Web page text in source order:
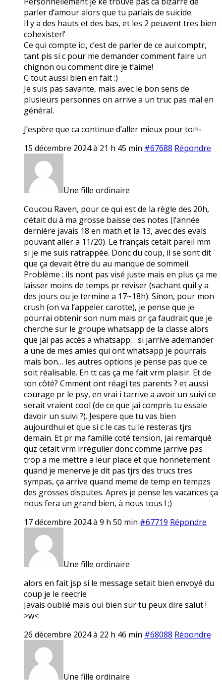
parler d’amour alors que tu parlais de suicide.
Il y a des hauts et des bas, et les 2 peuvent tres bien
cohexister!’
Ce qui compte ici, c’est de parler de ce aui comptr,
tant pis si c pour me demander comment faire un
chignon ou comment dire je t’aime!
C tout aussi bien en fait :)
Je suis pas savante, mais avec le bon sens de
plusieurs personnes on arrive a un truc pas mal en
général.
J’espère que ca continue d’aller mieux pour toi✨
15 décembre 2024 à 21 h 45 min #67688 Répondre
Une fille ordinaire
Coucou Raven, pour ce qui est de la règle des 20h,
c’était du à ma grosse baisse des notes (l’année
dernière javais 18 en math et la 13, avec des evals
pouvant aller a 11/20). Le français cetait pareil mm
si je me suis ratrappée. Donc du coup, il se sont dit
que ça devait être du au manque de sommeil.
Problème : ils nont pas visé juste mais en plus ça me
laisser moins de temps pr reviser (sachant quil y a
des jours ou je termine a 17~18h). Sinon, pour mon
crush (on va l’appeler carotte), je pense que je
pourrai obtenir son num mais pr ça faudrait que je
cherche sur le groupe whatsapp de la classe alors
que jai pas accès a whatsapp… si jarrive ademander
a une de mes amies qui ont whatsapp je pourrais
mais bon… les autres options je pense pas que ce
soit réalisable. En tt cas ça me fait vrm plaisir. Et de
ton côté? Cmment ont réagi tes parents ? et aussi
courage pr le psy, en vrai i tarrive a avoir un suivi ce
serait vraient cool (de ce que jai compris tu essaie
davoir un suivi ?). Jespere que tu vas bien
aujourdhui et que si c le cas tu le resteras tjrs
demain. Et pr ma famille coté tension, jai remarqué
quz cetait vrm irrégulier donc comme jarrive pas
trop a me mettre a leur place et que honnetement
quand je menerve je dit pas tjrs des trucs tres
sympas, ça arrive quand meme de temp en tempzs
des grosses disputes. Apres je pense les vacances ça
nous fera un grand bien, à nous tous ! ;)
17 décembre 2024 à 9 h 50 min #67719 Répondre
Une fille ordinaire
alors en fait jsp si le message setait bien envoyé du
coup je le reecrie
Javais oublié mais oui bien sur tu peux dire salut !
>w<
26 décembre 2024 à 22 h 46 min #68088 Répondre
Une fille ordinaire